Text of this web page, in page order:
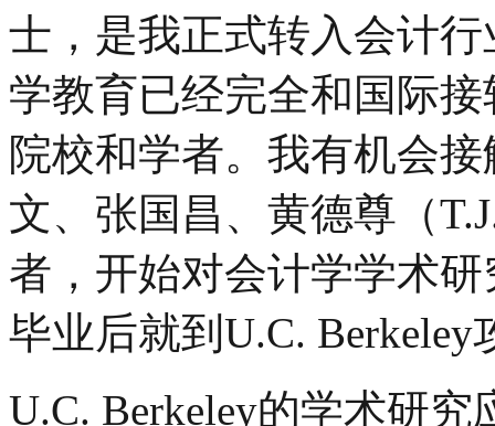
士，是我正式转入会计
学教育已经完全和国际
院校和学者。我有机会
文、张国昌、黄德尊（
者，开始对会计学学术
毕业后就到U.C.
U.C. Berkeley的学术研